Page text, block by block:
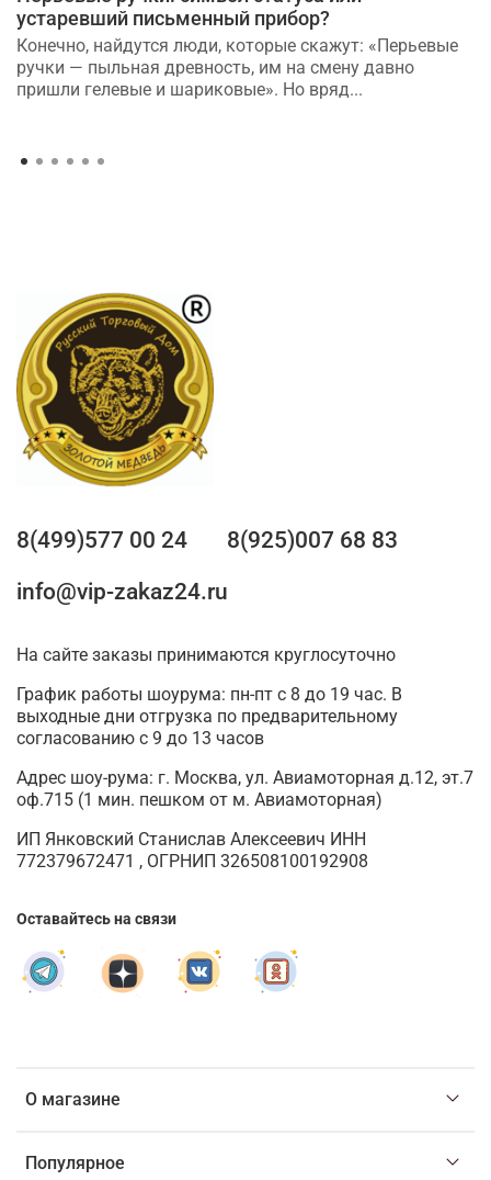
устаревший письменный прибор?
Конечно, найдутся люди, которые скажут: «Перьевые
ручки — пыльная древность, им на смену давно
пришли гелевые и шариковые». Но вряд...
О магазине
Популярное
8(499)577 00 24
8(925)007 68 83
info@vip-zakaz24.ru
На сайте заказы принимаются круглосуточно
График работы шоурума: пн-пт с 8 до 19 час. В
выходные дни отгрузка по предварительному
согласованию с 9 до 13 часов
Адрес шоу-рума: г. Москва, ул. Авиамоторная д.12, эт.7
оф.715 (1 мин. пешком от м. Авиамоторная)
ИП Янковский Станислав Алексеевич ИНН
772379672471 , ОГРНИП 326508100192908
Оставайтесь на связи